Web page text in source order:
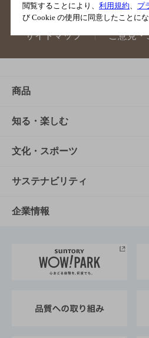
サイトマップ ご意見・
商品
商品TOP
商品一覧
商品発売情報
栄養成分一覧
知る・楽しむ
知る・楽しむTOP
キャンペーン
工場見学
地域情報
文化・スポーツ
文化・スポーツTOP
サントリーホール
サントリーサンバーズ大阪
サステナビリティ
サステナビリティTOP
サントリーが考えるサステ
企業情報
企業概要
閲覧することにより、 利用規約 プ
び Cookie の使用に同意したことにな